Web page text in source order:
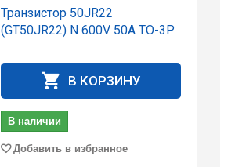
Транзистор 50JR22
(GT50JR22) N 600V 50A TO-3P
В КОРЗИНУ
В наличии
Добавить в избранное